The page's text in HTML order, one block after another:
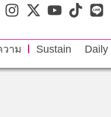
าม Sustain Daily